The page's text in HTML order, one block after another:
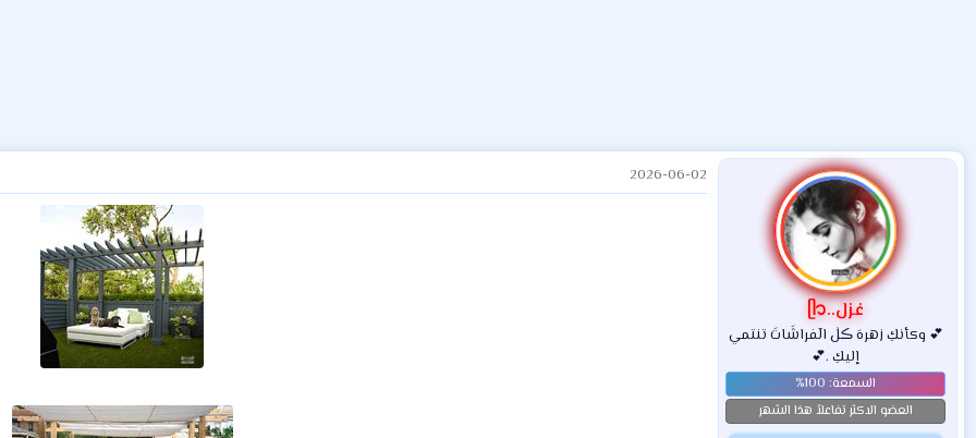
غزل..ᥫ᭡
💕 وكأنكِ زهرهَ ڪلٰ الٓفراشَاتَ تنتمي
إليكِ .💕
العضو الاكثر تفاعلاً هذا الشهر
2026-06-02